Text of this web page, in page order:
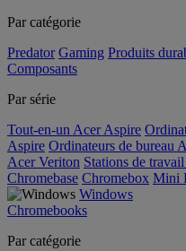
Par catégorie
Predator Gaming Produits
Composants
Par série
Tout-en-un Acer Aspire
Aspire Ordinateurs de bureau
Acer Veriton Stations de
Chromebase Chromebox Mini
Windows
Chromebooks
Par catégorie